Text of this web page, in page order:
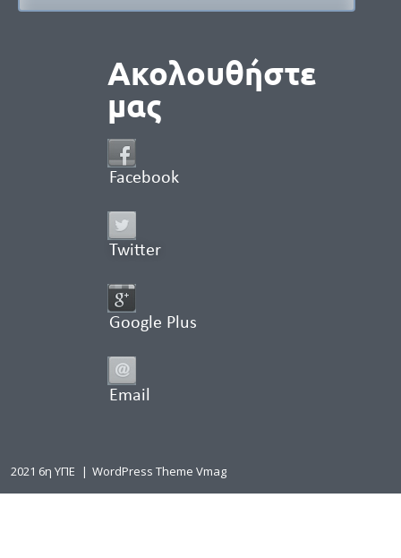
Ακολουθήστε
μας
Facebook
Twitter
Google Plus
Email
2021 6η ΥΠΕ | WordPress Theme Vmag